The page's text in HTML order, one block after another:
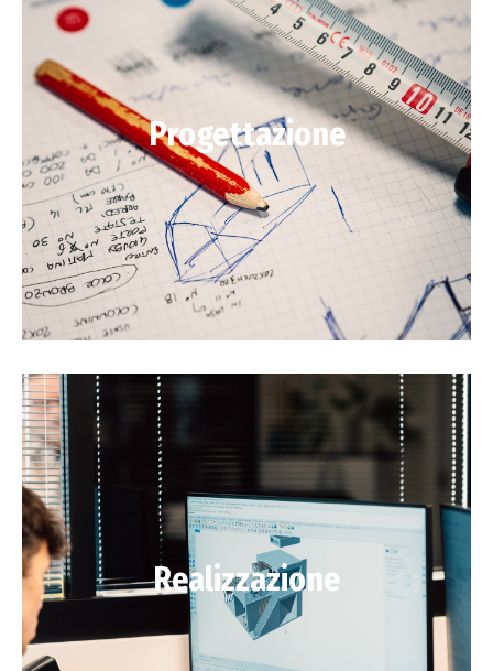
Progettazione
Realizzazione